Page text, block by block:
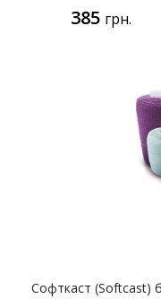
385 грн.
Софткаст (Softcast)